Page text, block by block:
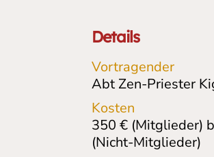
Details
Vortragender
Abt Zen-Priester
Kosten
350 € (Mitglieder)
(Nicht-Mitglieder)